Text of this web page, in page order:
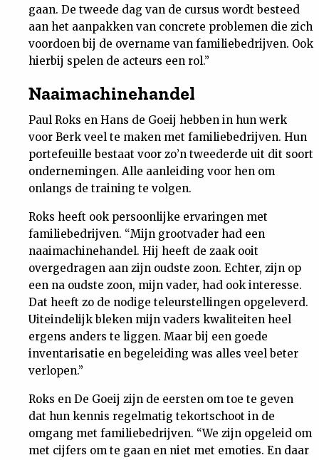
gaan. De tweede dag van de cursus wordt besteed
aan het aanpakken van concrete problemen die zich
voordoen bij de overname van familiebedrijven. Ook
hierbij spelen de acteurs een rol.”
Naaimachinehandel
Paul Roks en Hans de Goeij hebben in hun werk
voor Berk veel te maken met familiebedrijven. Hun
portefeuille bestaat voor zo’n tweederde uit dit soort
ondernemingen. Alle aanleiding voor hen om
onlangs de training te volgen.
Roks heeft ook persoonlijke ervaringen met
familiebedrijven. “Mijn grootvader had een
naaimachinehandel. Hij heeft de zaak ooit
overgedragen aan zijn oudste zoon. Echter, zijn op
een na oudste zoon, mijn vader, had ook interesse.
Dat heeft zo de nodige teleurstellingen opgeleverd.
Uiteindelijk bleken mijn vaders kwaliteiten heel
ergens anders te liggen. Maar bij een goede
inventarisatie en begeleiding was alles veel beter
verlopen.”
Roks en De Goeij zijn de eersten om toe te geven
dat hun kennis regelmatig tekortschoot in de
omgang met familiebedrijven. “We zijn opgeleid om
met cijfers om te gaan en niet met emoties. En daar